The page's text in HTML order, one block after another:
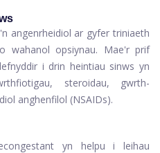
angenrheidiol ar gyfer triniaeth
wahanol opsiynau. Mae'r prif
i drin heintiau sinws yn
steroidau, gwrth-
anghenfilol (NSAIDs).
yn helpu i leihau